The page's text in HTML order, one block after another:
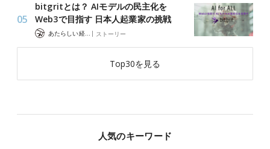
bitgritとは？ AIモデルの民主化を
Web3で目指す 日本人起業家の挑戦
あたらしい経済 編集部 | ストーリー
Top30を見る
人気のキーワード